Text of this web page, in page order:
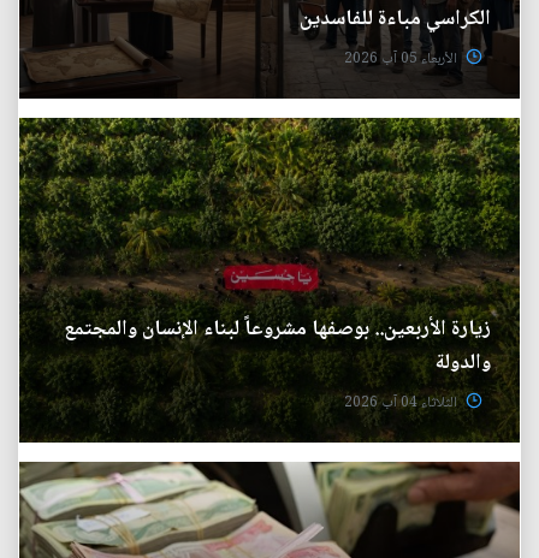
الكراسي مباءة للفاسدين
الأربعاء 05 آب 2026
زيارة الأربعين.. بوصفها مشروعاً لبناء الإنسان والمجتمع
والدولة
الثلاثاء 04 آب 2026